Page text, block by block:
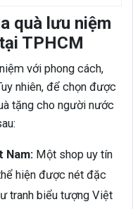
quà lưu niệm
TPHCM
với phong cách,
nhiên, để chọn được
tặng cho người nước
Nam: Một shop uy tín
hiện được nét đặc
tranh biểu tượng Việt